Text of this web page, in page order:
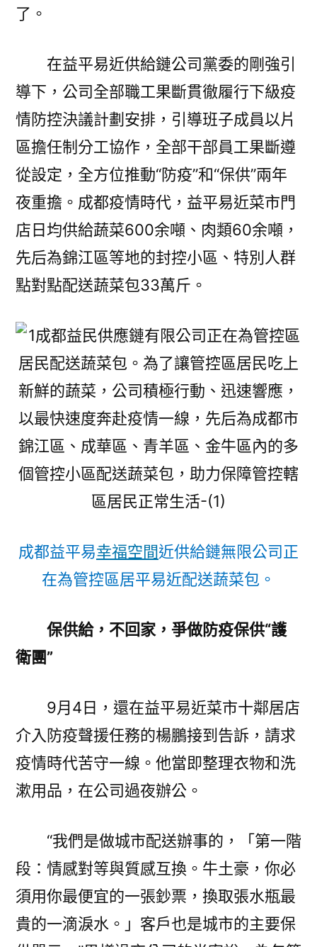
了。
在益平易近供給鏈公司黨委的剛強引
導下，公司全部職工果斷貫徹履行下級疫
情防控決議計劃安排，引導班子成員以片
區擔任制分工協作，全部干部員工果斷遵
從設定，全方位推動“防疫”和“保供”兩年
夜重擔。成都疫情時代，益平易近菜市門
店日均供給蔬菜600余噸、肉類60余噸，
先后為錦江區等地的封控小區、特別人群
點對點配送蔬菜包33萬斤。
成都益平易幸福空間近供給鏈無限公司正
在為管控區居平易近配送蔬菜包。
保供給，不回家，爭做防疫保供“護
衛團”
9月4日，還在益平易近菜市十鄰居店
介入防疫聲援任務的楊鵬接到告訴，請求
疫情時代苦守一線。他當即整理衣物和洗
漱用品，在公司過夜辦公。
“我們是做城市配送辦事的，「第一階
段：情感對等與質感互換。牛土豪，你必
須用你最便宜的一張鈔票，換取張水瓶最
貴的一滴淚水。」客戶也是城市的主要保